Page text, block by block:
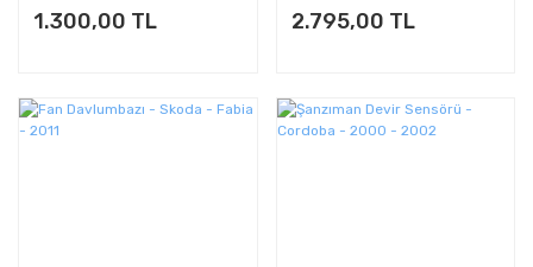
1.300,00 TL 2.795,00 TL